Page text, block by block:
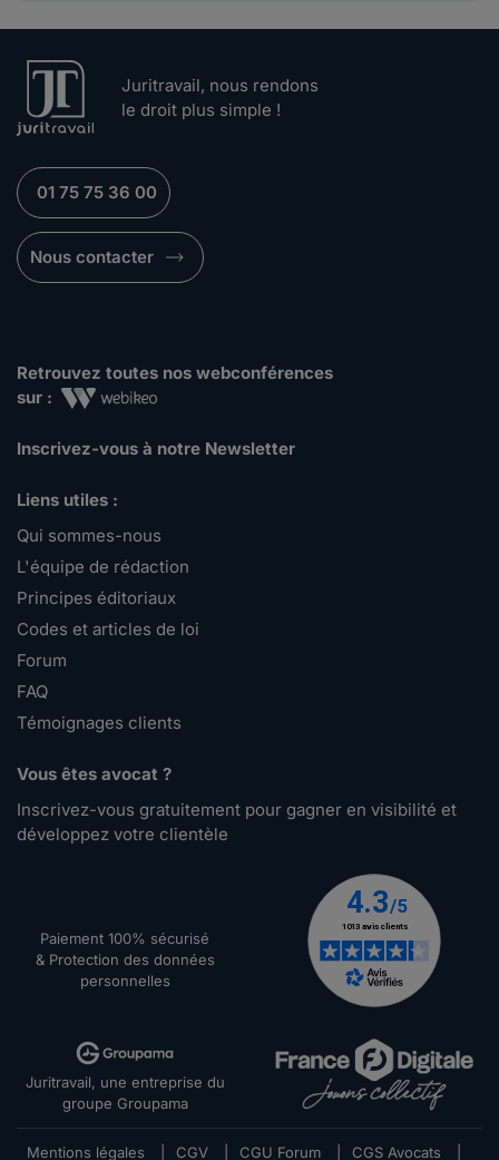
Juritravail, nous rendons
le droit plus simple !
01 75 75 36 00
Nous contacter
Retrouvez toutes nos webconférences
sur :
Inscrivez-vous à notre Newsletter
Liens utiles :
Qui sommes-nous
L'équipe de rédaction
Principes éditoriaux
Codes et articles de loi
Forum
FAQ
Témoignages clients
Vous êtes avocat ?
Inscrivez-vous gratuitement pour gagner en visibilité et
développez votre clientèle
Paiement 100% sécurisé
& Protection des données
personnelles
Juritravail, une entreprise du
groupe Groupama
Mentions légales CGV CGU Forum CGS Avocats